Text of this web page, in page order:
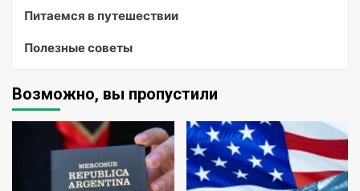
Питаемся в путешествии
Полезные советы
Возможно, вы пропустили